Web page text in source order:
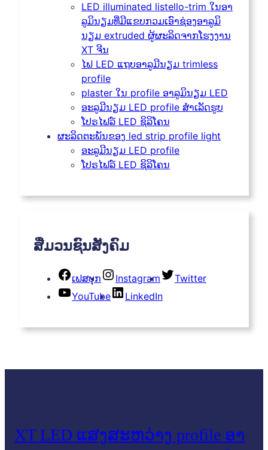
LED illuminated listello-trim ໃນອາ
ລູມິນຽມທີ່ມີແຂບກວມເອົາຊ່ອງອາລູມິ
ນຽມ extruded ຜູ້ຜະລິດຈາກໂຮງງານ
XT ຈີນ
ໄຟ LED ແຖບອາລູມີນຽມ trimless
profile
plaster ໃນ profile ອາລູມິນຽມ LED
ອະລູມີນຽມ LED profile ສໍາເລັດຮູບ
ໂປຣໄຟລ໌ LED ຊິລິໂຄນ
ຜະລິດຕະພັນຂອງ led strip profile light
ອະລູມີນຽມ LED profile
ໂປຣໄຟລ໌ LED ຊິລິໂຄນ
ສື່ມວນຊົນສັງຄົມ
ເຟສບຸກ Instagram
Twitter
YouTube
LinkedIn
XT LED ແສງສະຫວ່າງ profile ອາ